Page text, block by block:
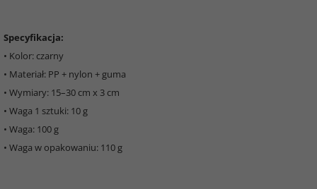
Specyfikacja:
• Kolor: czarny
• Materiał: PP + nylon + guma
• Wymiary: 15–30 cm x 3 cm
• Waga 1 sztuki: 10 g
• Waga: 100 g
• Waga w opakowaniu: 110 g